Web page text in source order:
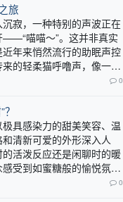
旅
寂，一种特别的声波正在
——“喵喵～”。这并非真实
年来悄然流行的助眠声控
的轻柔猫呼噜声，像一双
现代人紧绷的神经。这…
0
具感染力的甜美笑容、温
清新可爱的外形深入人
活泼反应还是闲聊时的暖
受到如蜜糖般的愉悦氛
为了她最具代表性的标签。 0